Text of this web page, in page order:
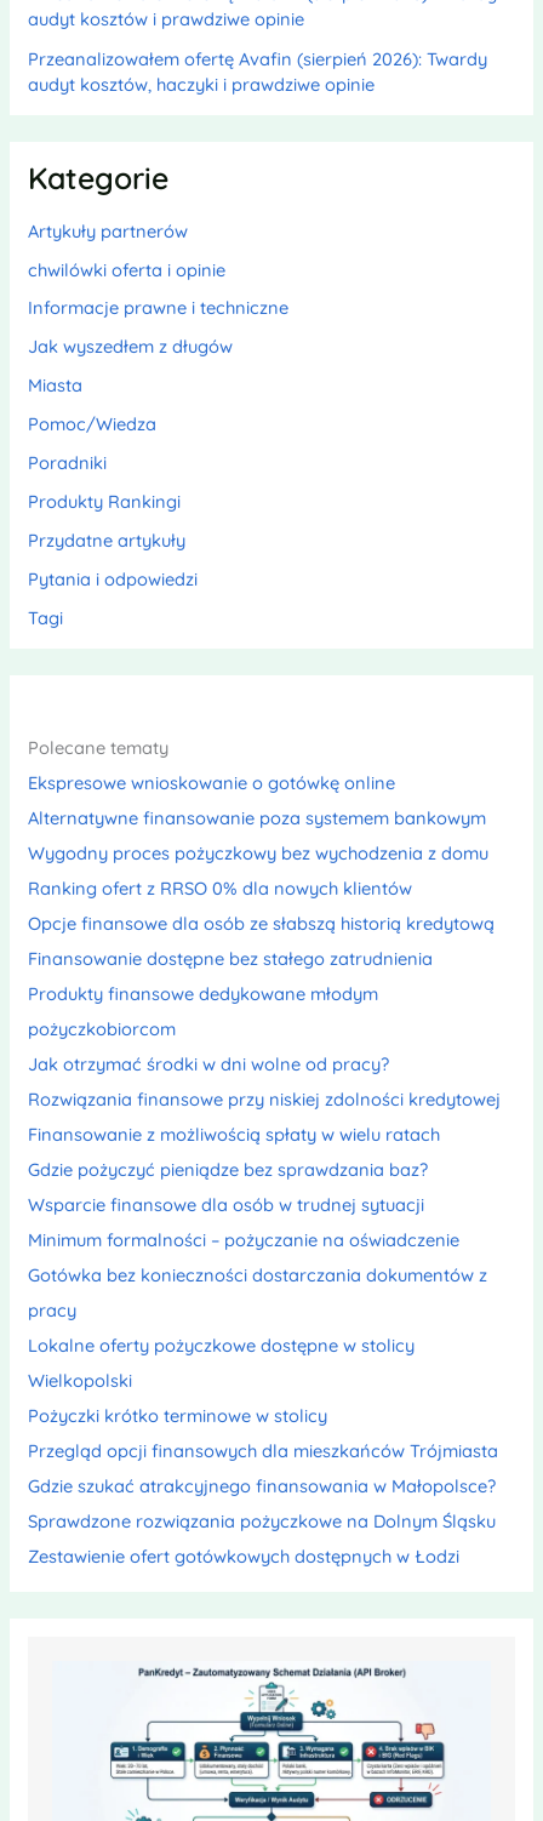
audyt kosztów i prawdziwe opinie
Przeanalizowałem ofertę Avafin (sierpień 2026): Twardy
audyt kosztów, haczyki i prawdziwe opinie
Kategorie
Artykuły partnerów
chwilówki oferta i opinie
Informacje prawne i techniczne
Jak wyszedłem z długów
Miasta
Pomoc/Wiedza
Poradniki
Produkty Rankingi
Przydatne artykuły
Pytania i odpowiedzi
Tagi
Polecane tematy
Ekspresowe wnioskowanie o gotówkę online
Alternatywne finansowanie poza systemem bankowym
Wygodny proces pożyczkowy bez wychodzenia z domu
Ranking ofert z RRSO 0% dla nowych klientów
Opcje finansowe dla osób ze słabszą historią kredytową
Finansowanie dostępne bez stałego zatrudnienia
Produkty finansowe dedykowane młodym
pożyczkobiorcom
Jak otrzymać środki w dni wolne od pracy?
Rozwiązania finansowe przy niskiej zdolności kredytowej
Finansowanie z możliwością spłaty w wielu ratach
Gdzie pożyczyć pieniądze bez sprawdzania baz?
Wsparcie finansowe dla osób w trudnej sytuacji
Minimum formalności – pożyczanie na oświadczenie
Gotówka bez konieczności dostarczania dokumentów z
pracy
Lokalne oferty pożyczkowe dostępne w stolicy
Wielkopolski
Pożyczki krótko terminowe w stolicy
Przegląd opcji finansowych dla mieszkańców Trójmiasta
Gdzie szukać atrakcyjnego finansowania w Małopolsce?
Sprawdzone rozwiązania pożyczkowe na Dolnym Śląsku
Zestawienie ofert gotówkowych dostępnych w Łodzi